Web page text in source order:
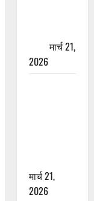
मार्च 21,
2026
मार्च 21,
2026